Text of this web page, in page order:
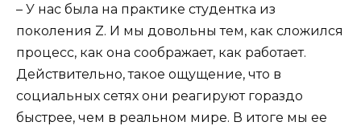
– У нас была на практике студентка из
поколения Z. И мы довольны тем, как сложился
процесс, как она соображает, как работает.
Действительно, такое ощущение, что в
социальных сетях они реагируют гораздо
быстрее, чем в реальном мире. В итоге мы ее